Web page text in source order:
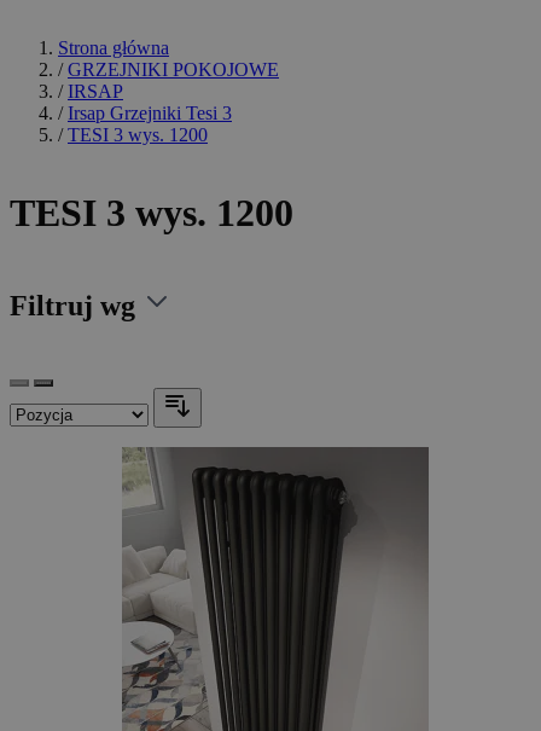
Strona główna
/ GRZEJNIKI POKOJOWE
/ IRSAP
/ Irsap Grzejniki Tesi 3
/ TESI 3 wys. 1200
TESI 3 wys. 1200
Filtruj wg